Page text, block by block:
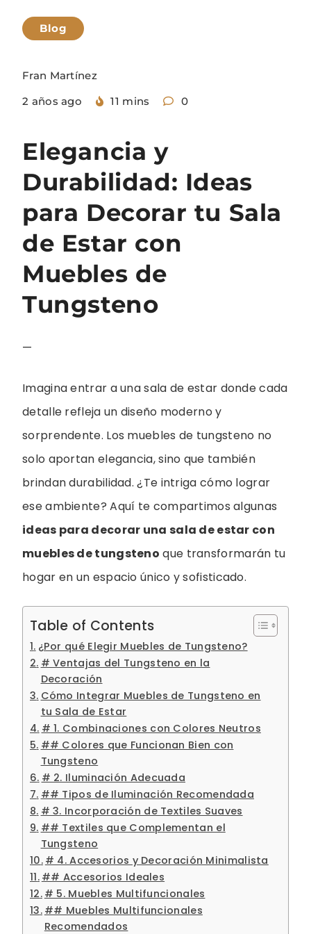
Blog
Fran Martínez
2 años ago
11 mins 0
Elegancia y
Durabilidad: Ideas
para Decorar tu Sala
de Estar con
Muebles de
Tungsteno
—
Imagina entrar a una sala de estar donde cada
detalle refleja un diseño moderno y
sorprendente. Los muebles de tungsteno no
solo aportan elegancia, sino que también
brindan durabilidad. ¿Te intriga cómo lograr
ese ambiente? Aquí te compartimos algunas
ideas para decorar una sala de estar con
muebles de tungsteno que transformarán tu
hogar en un espacio único y sofisticado.
Table of Contents
¿Por qué Elegir Muebles de Tungsteno?
# Ventajas del Tungsteno en la
Decoración
Cómo Integrar Muebles de Tungsteno en
tu Sala de Estar
# 1. Combinaciones con Colores Neutros
## Colores que Funcionan Bien con
Tungsteno
# 2. Iluminación Adecuada
## Tipos de Iluminación Recomendada
# 3. Incorporación de Textiles Suaves
## Textiles que Complementan el
Tungsteno
# 4. Accesorios y Decoración Minimalista
## Accesorios Ideales
# 5. Muebles Multifuncionales
## Muebles Multifuncionales
Recomendados